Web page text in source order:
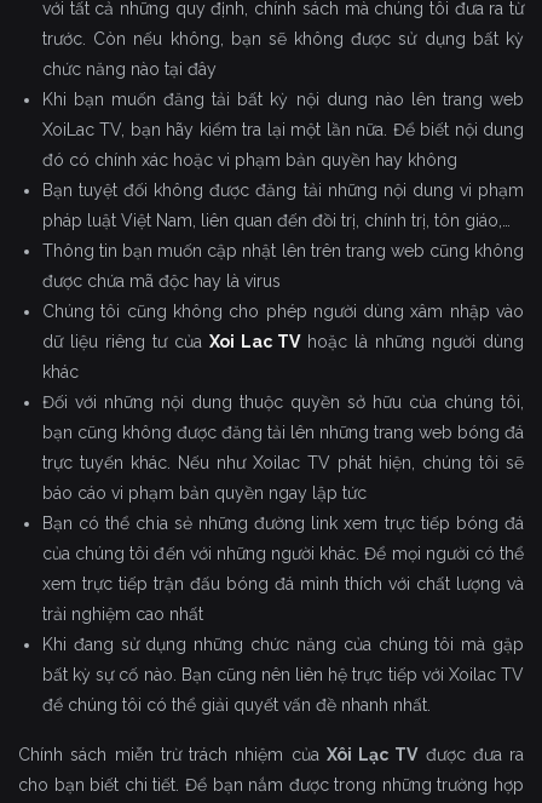
với tất cả những quy định, chính sách mà chúng tôi đưa ra từ
trước. Còn nếu không, bạn sẽ không được sử dụng bất kỳ
chức năng nào tại đây
Khi bạn muốn đăng tải bất kỳ nội dung nào lên trang web
XoiLac TV, bạn hãy kiểm tra lại một lần nữa. Để biết nội dung
đó có chính xác hoặc vi phạm bản quyền hay không
Bạn tuyệt đối không được đăng tải những nội dung vi phạm
pháp luật Việt Nam, liên quan đến đồi trị, chính trị, tôn giáo,…
Thông tin bạn muốn cập nhật lên trên trang web cũng không
được chứa mã độc hay là virus
Chúng tôi cũng không cho phép người dùng xâm nhập vào
dữ liệu riêng tư của Xoi Lac TVhoặc là những người dùng
khác
Đối với những nội dung thuộc quyền sở hữu của chúng tôi,
bạn cũng không được đăng tải lên những trang web bóng đá
trực tuyến khác. Nếu như Xoilac TV phát hiện, chúng tôi sẽ
báo cáo vi phạm bản quyền ngay lập tức
Bạn có thể chia sẻ những đường link xem trực tiếp bóng đá
của chúng tôi đến với những người khác. Để mọi người có thể
xem trực tiếp trận đấu bóng đá mình thích với chất lượng và
trải nghiệm cao nhất
Khi đang sử dụng những chức năng của chúng tôi mà gặp
bất kỳ sự cố nào. Bạn cũng nên liên hệ trực tiếp với Xoilac TV
để chúng tôi có thể giải quyết vấn đề nhanh nhất.
Chính sách miễn trừ trách nhiệm của Xôi Lạc TVđược đưa ra
cho bạn biết chi tiết. Để bạn nắm được trong những trường hợp